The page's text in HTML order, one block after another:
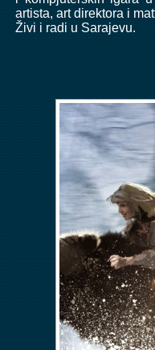
artista, art direktora i
Živi i radi u Sarajevu.